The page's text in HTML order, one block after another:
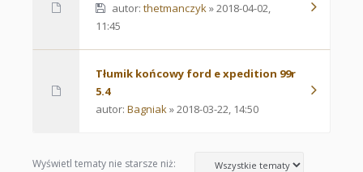
autor: thetmanczyk» 2018-04-02,
11:45
Tłumik końcowy ford e xpedition 99r
5.4
autor: Bagniak» 2018-03-22, 14:50
Wyświetl tematy nie starsze niż: